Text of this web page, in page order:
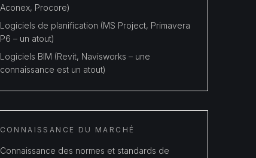
Aconex, Procore)
Logiciels de planification (MS Project, Primavera
P6 – un atout)
Logiciels BIM (Revit, Navisworks – une
connaissance est un atout)
CONNAISSANCE DU MARCHÉ
Connaissance des normes et standards de